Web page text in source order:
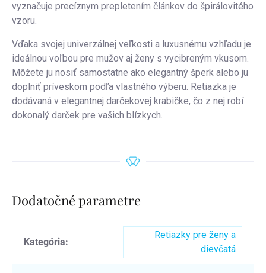
vyznačuje precíznym prepletením článkov do špirálovitého
vzoru.
Vďaka svojej univerzálnej veľkosti a luxusnému vzhľadu je
ideálnou voľbou pre mužov aj ženy s vycibreným vkusom.
Môžete ju nosiť samostatne ako elegantný šperk alebo ju
doplniť príveskom podľa vlastného výberu. Retiazka je
dodávaná v elegantnej darčekovej krabičke, čo z nej robí
dokonalý darček pre vašich blízkych.
Dodatočné parametre
Kategória:
Retiazky pre ženy a
dievčatá